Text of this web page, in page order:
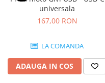
universala
167,00 RON
LA COMANDA
ADAUGA IN COS